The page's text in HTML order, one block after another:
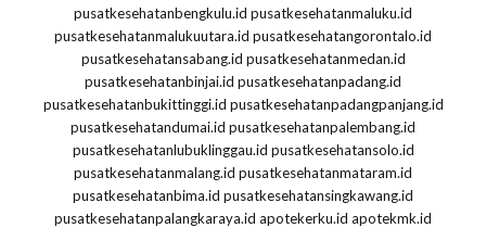
pusatkesehatanbengkulu.id pusatkesehatanmaluku.id
pusatkesehatanmalukuutara.id pusatkesehatangorontalo.id
pusatkesehatansabang.id pusatkesehatanmedan.id
pusatkesehatanbinjai.id pusatkesehatanpadang.id
pusatkesehatanbukittinggi.id pusatkesehatanpadangpanjang.id
pusatkesehatandumai.id pusatkesehatanpalembang.id
pusatkesehatanlubuklinggau.id pusatkesehatansolo.id
pusatkesehatanmalang.id pusatkesehatanmataram.id
pusatkesehatanbima.id pusatkesehatansingkawang.id
pusatkesehatanpalangkaraya.id apotekerku.id apotekmk.id